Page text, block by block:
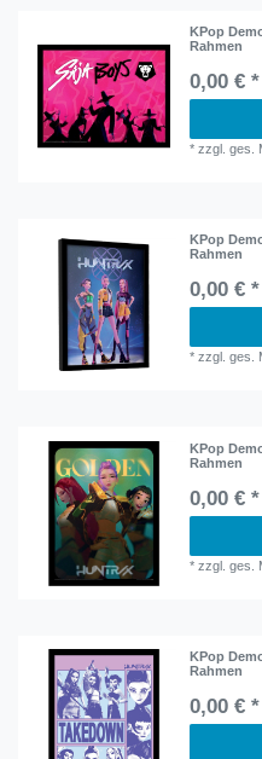
KPop
Rahmen
0,00 € *
*zzgl. ges.
KPop
Rahmen
0,00 € *
*zzgl. ges.
KPop
Rahmen
0,00 € *
*zzgl. ges.
KPop
Rahmen
0,00 € *